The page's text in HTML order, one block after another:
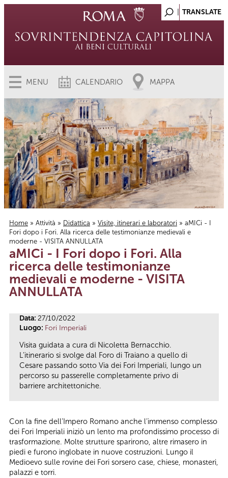
MENU CALENDARIO MAPPA
Tu sei qui
Home » Attività » Didattica » Visite, itinerari e laboratori » aMICi - I
Fori dopo i Fori. Alla ricerca delle testimonianze medievali e
moderne - VISITA ANNULLATA
aMICi - I Fori dopo i Fori. Alla
ricerca delle testimonianze
medievali e moderne - VISITA
ANNULLATA
Data: 27/10/2022
Luogo: Fori Imperiali
Visita guidata a cura di Nicoletta Bernacchio.
L’itinerario si svolge dal Foro di Traiano a quello di
Cesare passando sotto Via dei Fori Imperiali, lungo un
percorso su passerelle completamente privo di
barriere architettoniche.
Con la fine dell’Impero Romano anche l’immenso complesso
dei Fori Imperiali iniziò un lento ma profondissimo processo di
trasformazione. Molte strutture sparirono, altre rimasero in
piedi e furono inglobate in nuove costruzioni. Lungo il
Medioevo sulle rovine dei Fori sorsero case, chiese, monasteri,
palazzi e torri.